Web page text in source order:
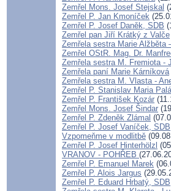
Zemřel Mons. Josef Stejskal
Zemřel P. Jan Kmoníček
Zemřel P. Josef Daněk, SDB
Zemřel pan Jiří Krátký z Valče
Zemřela sestra Marie Alžběta
Zemřel OStR. Mag. Dr.
Zemřela sestra M. Fremiota -
Zemřela paní Marie Kárníková
Zemřela sestra M. Vlasta -
Zemřel P. Stanislav Maria
Zemřel P. František Kozár
Zemřel Mons. Josef Šindar
Zemřel P. Zdeněk Zlámal
Zemřel P. Josef Vaníček, SDB
Vzpomeňme v modlitbě
Zemřel P. Josef Hinterhölzl
VRANOV - POHŘEB
Zemřel P. Emanuel Marek
Zemřel P. Alois Jargus
Zemřel P. Eduard Hrbatý, SDB